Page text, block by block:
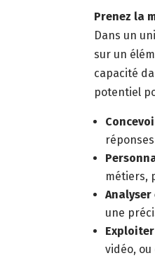
Prenez la
Dans un
sur un
capacité
potentiel
métiers,
une
vidéo,